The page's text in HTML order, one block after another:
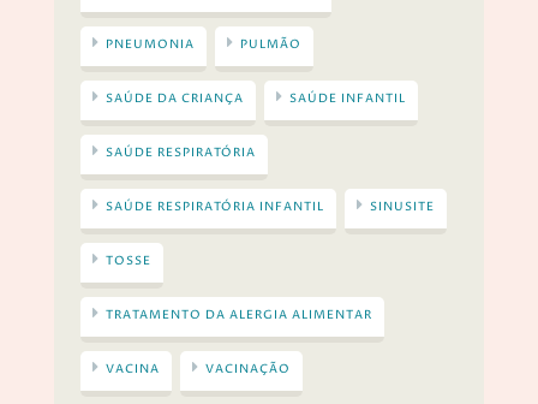
PNEUMONIA PULMÃO
SAÚDE DA CRIANÇA SAÚDE INFANTIL
SAÚDE RESPIRATÓRIA
SAÚDE RESPIRATÓRIA INFANTIL SINUSITE
TOSSE
TRATAMENTO DA ALERGIA ALIMENTAR
VACINA VACINAÇÃO